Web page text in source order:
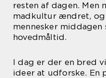
resten af dagen. Men
madkultur ændret,
mennesker middagen
hovedmåltid.
I dag er der en bred
ideer at udforske. En